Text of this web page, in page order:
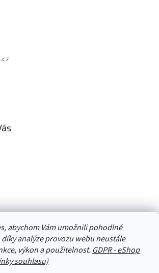
abychom Vám umožnili pohodlné
analýze provozu webu neustále
výkon a použitelnost. GDPR - eShop
souhlasu)
Yachtmeni ComGate Payments, a.s.